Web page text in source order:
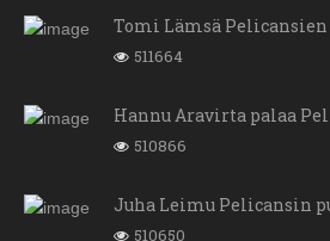
Tomi Lämsä
511664
Hannu Aravirta palaa
510866
Juha Leimu Pelicansin
510650